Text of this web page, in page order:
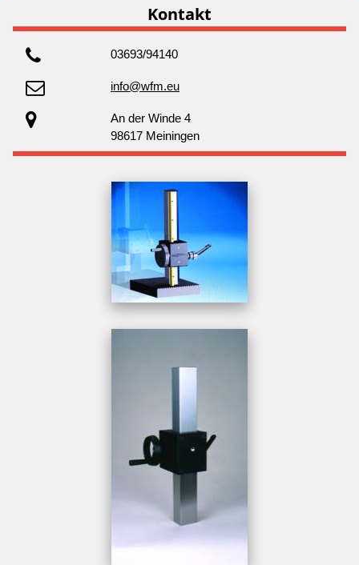
Kontakt
03693/94140
info@wfm.eu
An der Winde 4
98617 Meiningen